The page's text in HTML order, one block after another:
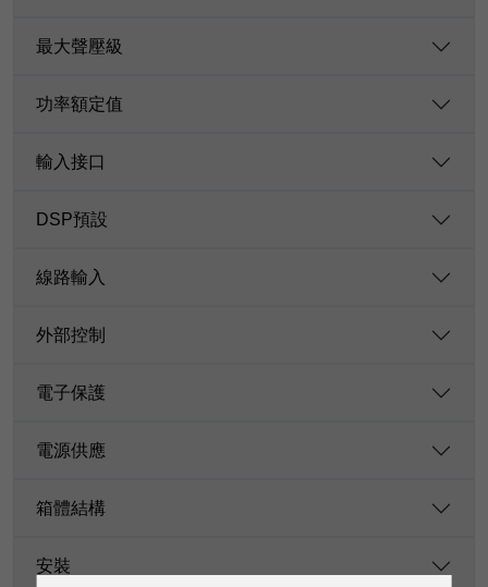
最大聲壓級
功率額定值
輸入接口
DSP預設
線路輸入
外部控制
電子保護
電源供應
箱體結構
安裝